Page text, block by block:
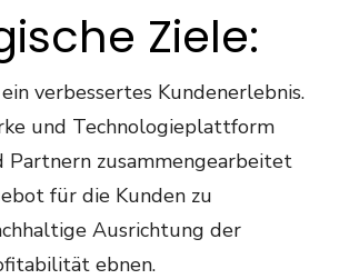
Ziele:
verbessertes Kundenerlebnis.
und Technologieplattform
zusammengearbeitet
für die Kunden zu
Ausrichtung der
ebnen.